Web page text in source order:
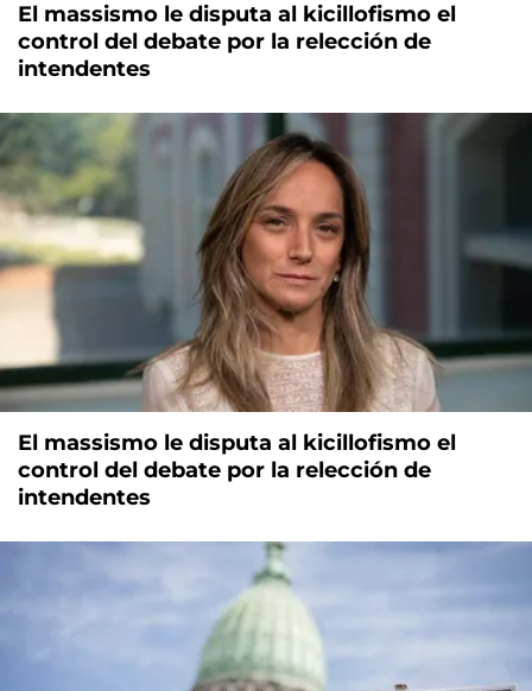
El massismo le disputa al kicillofismo el
control del debate por la relección de
intendentes
El massismo le disputa al kicillofismo el
control del debate por la relección de
intendentes